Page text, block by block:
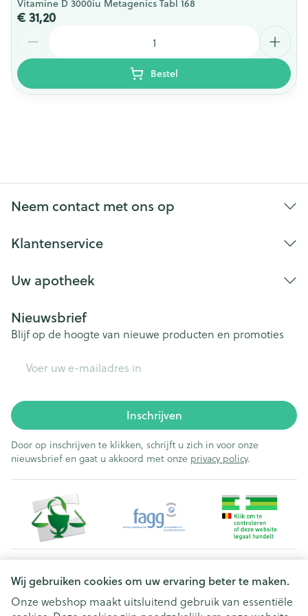
Wij gebruiken cookies om uw ervaring beter te maken.
Onze webshop maakt uitsluitend gebruik van essentiële
Vitamine D 3000iu Metagenics Tabl 168
€ 31,20
Bestel
Neem contact met ons op
Klantenservice
Uw apotheek
Nieuwsbrief
Blijf op de hoogte van nieuwe producten en promoties
Inschrijven
Door op inschrijven te klikken, schrijft u zich in voor onze
nieuwsbrief en gaat u akkoord met onze privacy policy.
Juridische links